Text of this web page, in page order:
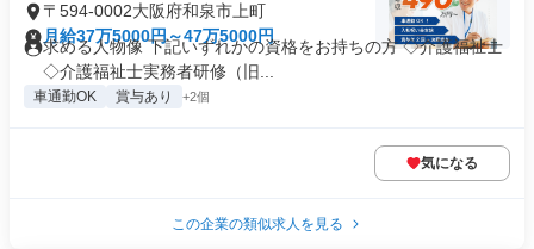
〒594-0002大阪府和泉市上町
月給37万5000円～47万5000円
求める人物像 下記いずれかの資格をお持ちの方 ◇介護福祉士
◇介護福祉士実務者研修（旧...
車通勤OK 賞与あり +2個
気になる
この企業の類似求人を見る